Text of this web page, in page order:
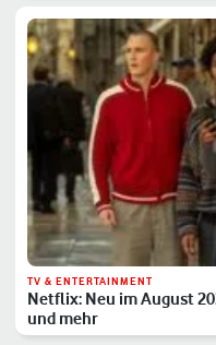
TV & ENTERTAINMENT
Netflix: Neu im August
und mehr